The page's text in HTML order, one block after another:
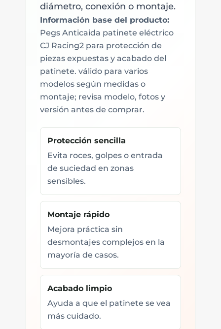
diámetro, conexión o montaje.
Información base del producto:
Pegs Anticaida patinete eléctrico
CJ Racing2 para protección de
piezas expuestas y acabado del
patinete. válido para varios
modelos según medidas o
montaje; revisa modelo, fotos y
versión antes de comprar.
Protección sencilla
Evita roces, golpes o entrada
de suciedad en zonas
sensibles.
Montaje rápido
Mejora práctica sin
desmontajes complejos en la
mayoría de casos.
Acabado limpio
Ayuda a que el patinete se vea
más cuidado.